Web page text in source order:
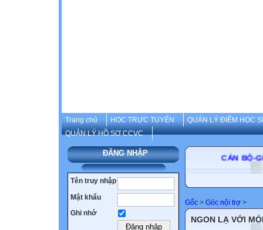
Trang chủ HOC TRỰC TUYẾN
QUẢN LÝ ĐIỂM HỌC
QUẢN LÝ HỒ SƠ CCVC
ĐĂNG NHẬP
Tên truy nhập
Mật khẩu
Ghi nhớ
CÁN
Gốc > Góc nội trợ >
NGON LẠ VỚI